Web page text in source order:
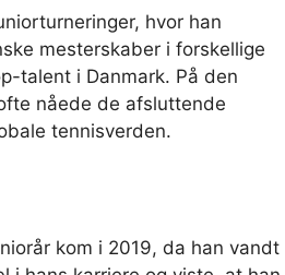
hvor han
mesterskaber i forskellige
talent i Danmark. På den
nåede de afsluttende
tennisverden.
kom i 2019, da han vandt